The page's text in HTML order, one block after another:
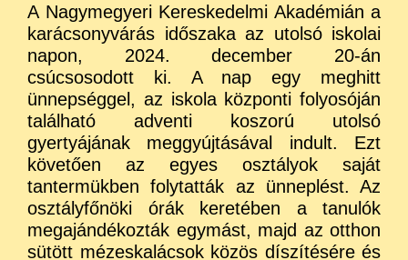
A Nagymegyeri Kereskedelmi Akadémián a
karácsonyvárás időszaka az utolsó iskolai
napon, 2024. december 20-án
csúcsosodott ki. A nap egy meghitt
ünnepséggel, az iskola központi folyosóján
található adventi koszorú utolsó
gyertyájának meggyújtásával indult. Ezt
követően az egyes osztályok saját
tantermükben folytatták az ünneplést. Az
osztályfőnöki órák keretében a tanulók
megajándékozták egymást, majd az otthon
sütött mézeskalácsok közös díszítésére és